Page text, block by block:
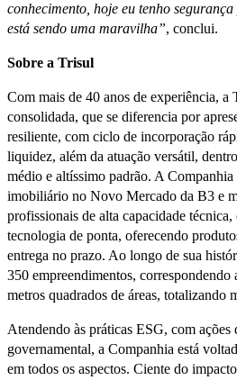
conhecimento, hoje eu tenho
está sendo uma maravilha”, conclui.
Sobre a Trisul
Com mais de 40 anos de experiência, a
consolidada, que se diferencia por
resiliente, com ciclo de incorporação
liquidez, além da atuação versátil,
médio e altíssimo padrão. A Companhia
imobiliário no Novo Mercado da B3 e
profissionais de alta capacidade técnica,
tecnologia de ponta, oferecendo
entrega no prazo. Ao longo de sua
350 empreendimentos, correspondendo
metros quadrados de áreas, totalizando
Atendendo às práticas ESG, com
governamental, a Companhia está
em todos os aspectos. Ciente do